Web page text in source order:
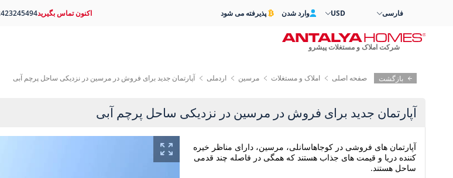
بازگشت صفحه اصلی املاک و مستغلات مرسین اردملی آپارتمان جدید برای فروش در مرسین در نزدیکی ساحل پرچم آبی
آپارتمان جدید برای فروش در مرسین در نزدیکی ساحل پرچم آبی
آپارتمان های فروشی در کوجاهاسانلی، مرسین، دارای مناظر خیره
کننده دریا و قیمت های جذاب هستند که همگی در فاصله چند قدمی
ساحل هستند.
فارسی USD وارد شدن پذیرفته می شود
شرکت املاک و مستغلات پیشرو
اکنون تماس بگیرید